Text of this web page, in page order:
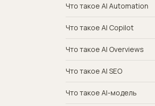
Что такое AI Automation
Что такое AI Copilot
Что такое AI Overviews
Что такое AI SEO
Что такое AI-модель